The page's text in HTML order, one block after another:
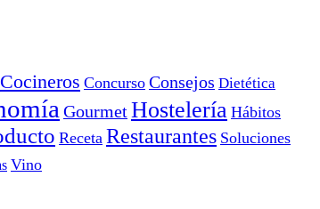
Cocineros Concurso Consejos Dietética
GourmetHostelería Hábitos
Receta Restaurantes Soluciones
Vino